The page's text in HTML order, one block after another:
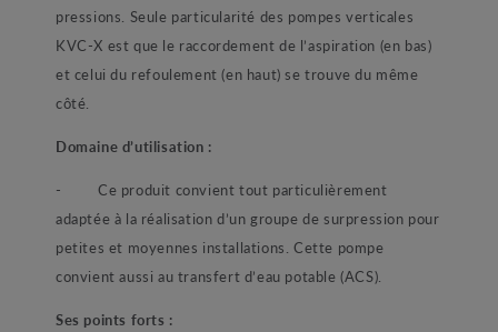
pressions. Seule particularité des pompes verticales
KVC-X est que le raccordement de l’aspiration (en bas)
et celui du refoulement (en haut) se trouve du même
côté.
Domaine d’utilisation :
- Ce produit convient tout particulièrement
adaptée à la réalisation d’un groupe de surpression pour
petites et moyennes installations. Cette pompe
convient aussi au transfert d’eau potable (ACS).
Ses points forts :